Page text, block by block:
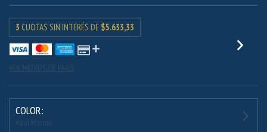
3 CUOTAS SIN INTERÉS DE $5.633,33
VER MEDIOS DE PAGO
COLOR:
Azul Marino